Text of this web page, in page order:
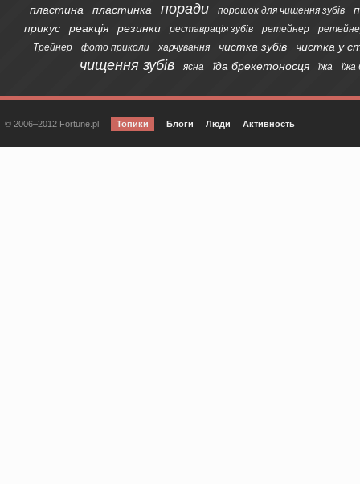
пластина пластинка поради порошок для чищення зубів
прикус
реакція резинки реставрація зубів ретейнер
Трейнер
фото приколи харчування чистка зубів чистка у
чищення зубів ясна їда брекетоносця їжа
© 2006–2012 Fortune.pl Топики Блоги Люди Активность